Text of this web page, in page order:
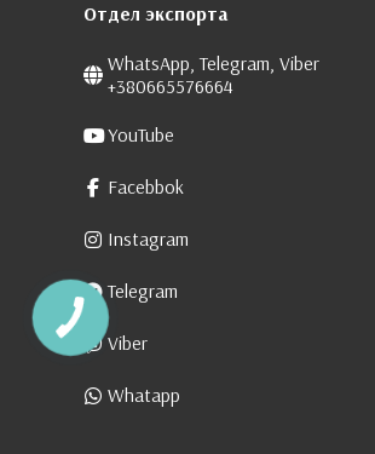
Отдел экспорта
WhatsApp, Telegram, Viber
+380665576664
YouTube
Facebbok
Instagram
Telegram
Viber
Whatapp